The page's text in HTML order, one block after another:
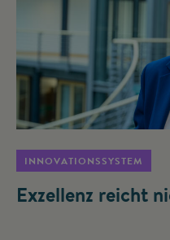
INNOVATIONSSYSTEM
Exzellenz reicht